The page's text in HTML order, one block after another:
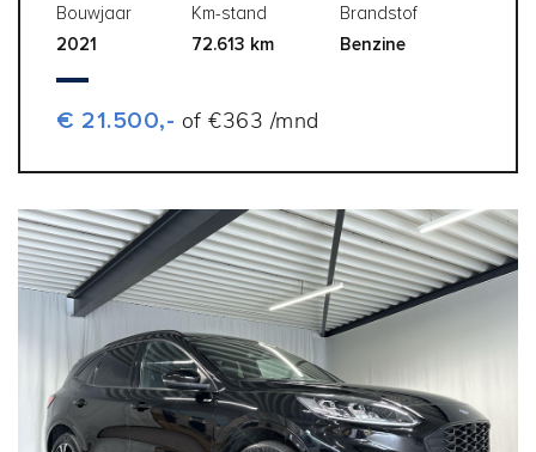
Bouwjaar
2021
Km-stand
72.613 km
Brandstof
Benzine
€ 21.500,- of €363 /mnd